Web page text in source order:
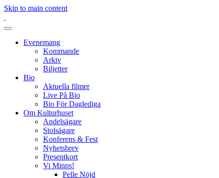
Skip to main content
Evenemang
Kommande
Arkiv
Biljetter
Bio
Aktuella filmer
Live På Bio
Bio För Daglediga
Om Kulturhuset
Andelsägare
Stolsägare
Konferens & Fest
Nyhetsbrev
Presentkort
Vi Minns!
Pelle Nöjd